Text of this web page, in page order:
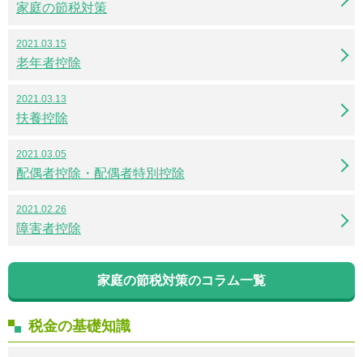
家庭の節税対策
2021.03.15
老年者控除
2021.03.13
扶養控除
2021.03.05
配偶者控除・配偶者特別控除
2021.02.26
障害者控除
家庭の節税対策のコラム一覧
税金の基礎知識